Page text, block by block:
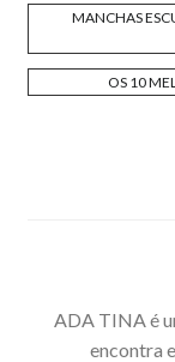
MANCHAS
OS 10
ADA TINA é
encontra